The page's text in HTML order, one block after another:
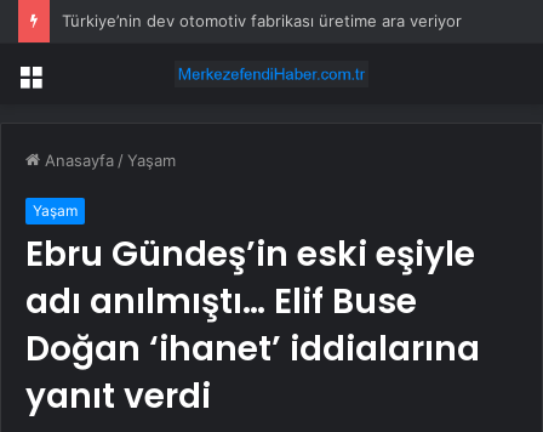
Türkiye’nin dev otomotiv fabrikası üretime ara veriyor
Menü
Anasayfa /Yaşam
Yaşam
Ebru Gündeş’in eski eşiyle
adı anılmıştı… Elif Buse
Doğan ‘ihanet’ iddialarına
yanıt verdi